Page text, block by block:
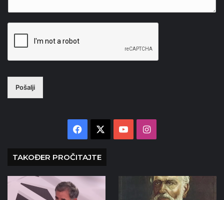
Pošalji
Facebook YouTubeInstagram
TAKOĐER PROČITAJTE